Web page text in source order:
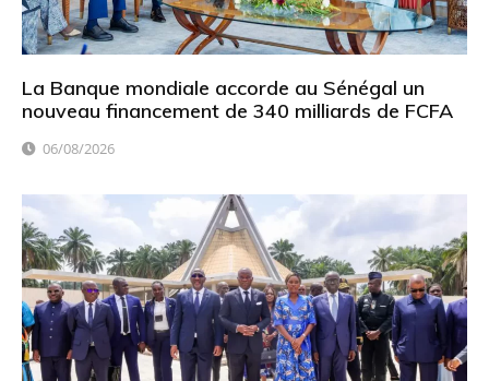
La Banque mondiale accorde au Sénégal un
nouveau financement de 340 milliards de FCFA
06/08/2026